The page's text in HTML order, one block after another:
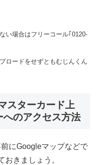
い場合はフリーコール｢0120-
ロードをせずともむじんくん
スターカード上
のアクセス方法
にGoogleマップなどで
おきましょう。